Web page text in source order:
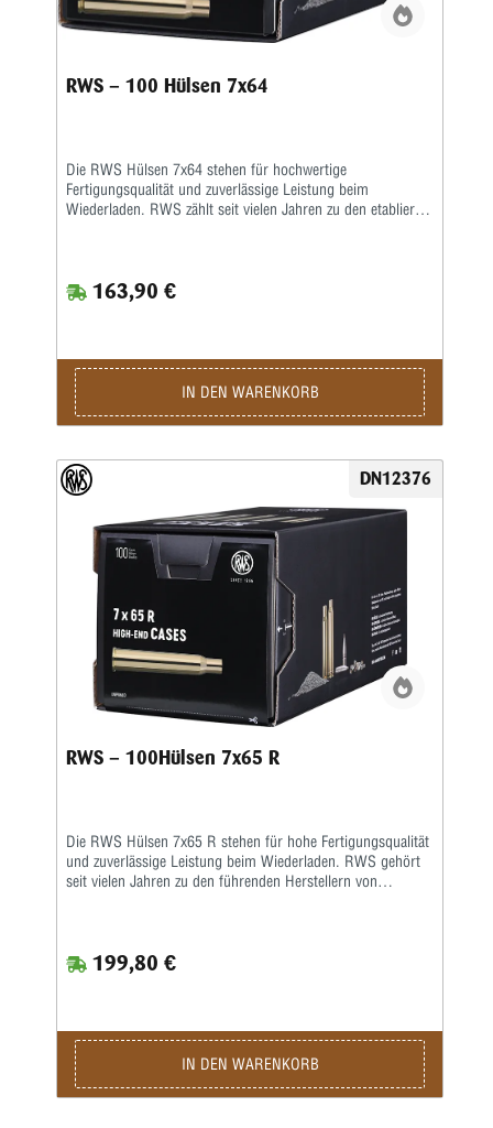
RWS – 100 Hülsen 7x64
Die RWS Hülsen 7x64 stehen für hochwertige
Fertigungsqualität und zuverlässige Leistung beim
Wiederladen. RWS zählt seit vielen Jahren zu den etablierten
Sportschützen schätzen die exakte Maßhaltigkeit und die
gleichmäßige Materialstruktur dieser Messinghülsen.
gleichmäßige Laborierungen. Die sorgfältig gefertigte
Hülsengeometrie sorgt für eine sichere Zündung und
konstante Gasdrücke, wodurch zuverlässige und
gleichbleibende Schussleistungen erreicht werden können.
Lebensdauer und ermöglicht eine mehrfache
Wiederverwendung beim Wiederladen. Die saubere
Verarbeitung erleichtert das Kalibrieren sowie das
anschließende Laden der RWS Hülsen 7x64. Dadurch
eignen sich diese Hülsen besonders für anspruchsvolle
Wiederlader, die Wert auf konstante Qualität und präzise
Ergebnisse legen. Mit RWS 100 Hülsen 7x64 entscheiden
Sie sich für hochwertige Wiederladekomponenten, die eine
zuverlässige Basis für präzise Munition im bewährten
Kaliber 7x64 bieten.
163,90 €
IN DEN WARENKORB
DN12376
RWS – 100Hülsen 7x65 R
Die RWS Hülsen 7x65 R stehen für hohe Fertigungsqualität
und zuverlässige Leistung beim Wiederladen. RWS gehört
seit vielen Jahren zu den führenden Herstellern von
Maßhaltigkeit und die gleichmäßige Materialstruktur dieser
hochwertigen Messinghülsen. Hergestellt aus sorgfältig
Laborierungen. Die gleichmäßige Hülsengeometrie sorgt für
eine sichere Zündung sowie konstante Gasdrücke, wodurch
gleichbleibende Schussleistungen erzielt werden können.
Gleichzeitig überzeugt das robuste Material durch seine
199,80 €
IN DEN WARENKORB